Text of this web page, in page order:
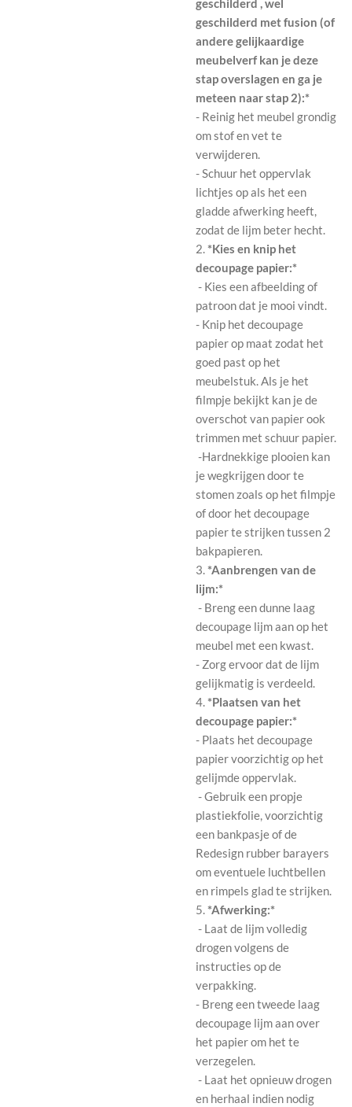
geschilderd , wel
geschilderd met fusion (of
andere gelijkaardige
meubelverf kan je deze
stap overslagen en ga je
meteen naar stap 2):*
- Reinig het meubel grondig
om stof en vet te
verwijderen.
- Schuur het oppervlak
lichtjes op als het een
gladde afwerking heeft,
zodat de lijm beter hecht.
2.*Kies en knip het
decoupage papier:*
- Kies een afbeelding of
patroon dat je mooi vindt.
- Knip het decoupage
papier op maat zodat het
goed past op het
meubelstuk. Als je het
filmpje bekijkt kan je de
overschot van papier ook
trimmen met schuur papier.
-Hardnekkige plooien kan
je wegkrijgen door te
stomen zoals op het filmpje
of door het decoupage
papier te strijken tussen 2
bakpapieren.
3.*Aanbrengen van de
lijm:*
- Breng een dunne laag
decoupage lijm aan op het
meubel met een kwast.
- Zorg ervoor dat de lijm
gelijkmatig is verdeeld.
4.*Plaatsen van het
decoupage papier:*
- Plaats het decoupage
papier voorzichtig op het
gelijmde oppervlak.
- Gebruik een propje
plastiekfolie, voorzichtig
een bankpasje of de
Redesign rubber barayers
om eventuele luchtbellen
en rimpels glad te strijken.
5.*Afwerking:*
- Laat de lijm volledig
drogen volgens de
instructies op de
verpakking.
- Breng een tweede laag
decoupage lijm aan over
het papier om het te
verzegelen.
- Laat het opnieuw drogen
en herhaal indien nodig